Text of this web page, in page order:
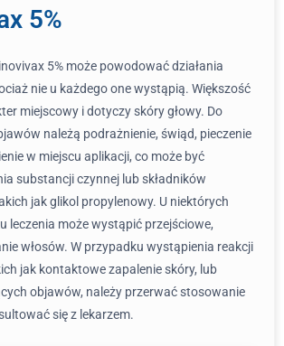
5%
5% może powodować działania
nie u każdego one wystąpią. Większość
miejscowy i dotyczy skóry głowy. Do
należą podrażnienie, świąd, pieczenie
w miejscu aplikacji, co może być
substancji czynnej lub składników
jak glikol propylenowy. U niektórych
leczenia może wystąpić przejściowe,
włosów. W przypadku wystąpienia reakcji
jak kontaktowe zapalenie skóry, lub
objawów, należy przerwać stosowanie
się z lekarzem.